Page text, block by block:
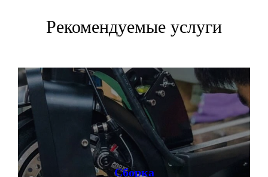
Рекомендуемые услуги
Сборка